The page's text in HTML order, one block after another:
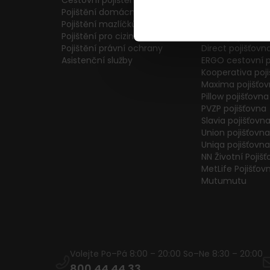
Pojištění domácnosti
Pojištění mazlíčků
Pojištění pro cizince
Pojištění právní ochrany
Asistenční služby
Direct
ERGO cestovní
Kooperativa
Maxima
Pillow pojišťovna
PVZP pojišťovna
Slavia pojišťovna
Union pojišťovna
Uniqa pojišťovna
NN Životní
MetLife
Mutumutu
Volejte Po–Pá 8:00 – 20:00 So–Ne 8:30 – 20:00